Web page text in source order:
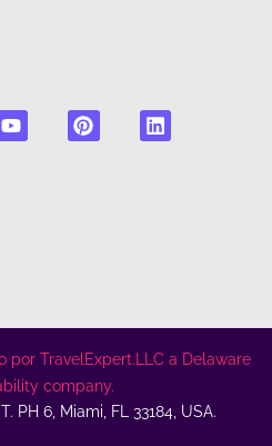
por TravelExpert.LLC a Delaware
company.
PH 6, Miami, FL 33184, USA.